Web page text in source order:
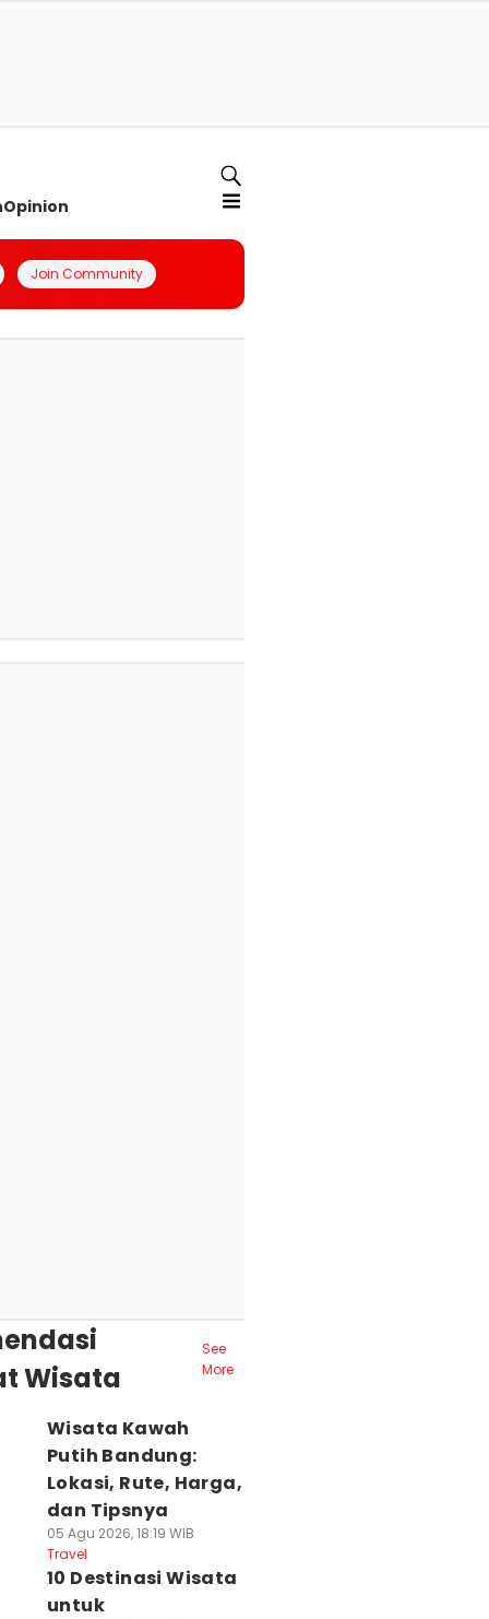
Opinion
Join Community
Wisata
See
More
Wisata Kawah
Putih Bandung:
Lokasi, Rute, Harga,
dan Tipsnya
05 Agu 2026, 18:19 WIB
Travel
10 Destinasi Wisata
untuk